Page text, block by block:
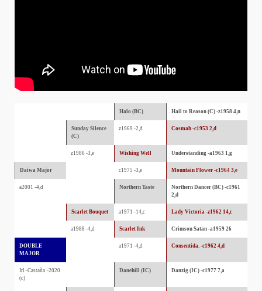
Halo (BC) Hail to Reason (C) -z1958 4,n
Sunday Silence
(C)
z1969 -2,d Cosmah -c1953 2,d
z1986 -3,e Wishing Well Understanding -a1963 1,g
Daiwa Major c1975 -3,e Mountain Flower -c1964 3,e
a2001 -4,d Northern Taste
Northern Dancer (BC) -c1961
2,d
Scarlet Bouquet a1971 -14,c Lady Victoria -z1962 14,c
a1988 -4,d Scarlet Ink Crimson Satan -a1959 26
DOUBLE
MAJOR
a1971 -4,d Consentida. -c1962 4,d
Irl -Castaño -2020
(c)
Danehill (IC) Danzig (IC) -c1977 7,a